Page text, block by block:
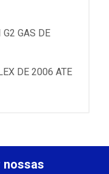
GAS DE
DE 2006 ATE
nossas